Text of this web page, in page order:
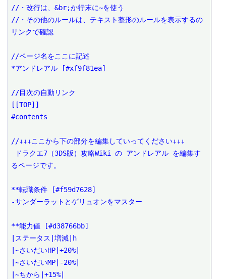
//・改行は、&br;か行末に~を使う
//・その他のルールは、テキスト整形のルールを表示するの
リンクで確認
//ページ名をここに記述
*アンドレアル [#xf9f81ea]
//目次の自動リンク
[[TOP]]
#contents
//↓↓↓ここから下の部分を編集していってください↓↓↓
るページです。
**転職条件 [#f59d7628]
-サンダーラットとゲリュオンをマスター
**能力値 [#d38766bb]
|ステータス|増減|h
|~さいだいHP|+20%|
|~さいだいMP|-20%|
|~ちから|+15%|